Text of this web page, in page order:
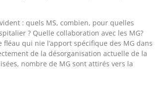
: quels MS, combien, pour quelles
? Quelle collaboration avec les MG?
qui nie l’apport spécifique des MG dans
de la désorganisation actuelle de la
nombre de MG sont attirés vers la